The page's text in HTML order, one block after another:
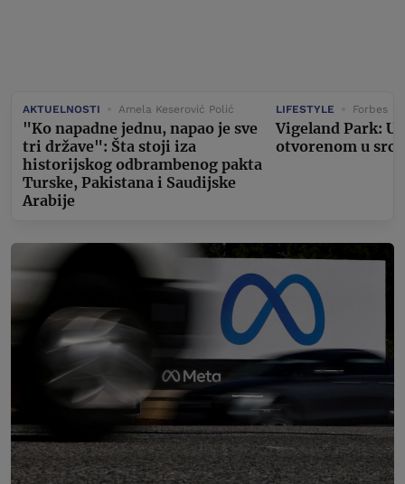
AKTUELNOSTI Amela Keserović Polić
"Ko napadne jednu, napao je sve
tri države": Šta stoji iza
historijskog odbrambenog pakta
Turske, Pakistana i Saudijske
Arabije
LIFESTYLE Forbes
Vigeland Park:
otvorenom u srcu